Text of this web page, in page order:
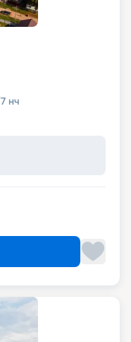
7 нч